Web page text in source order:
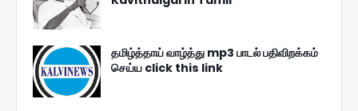
தமிழ்த்தாய் வாழ்த்து mp3 பாடல் பதிவிறக்கம்
செய்ய click this link